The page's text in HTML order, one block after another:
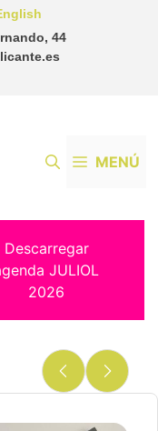
44
MENÚ
Descarregar
JULIOL
2026